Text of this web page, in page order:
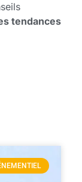
tendances